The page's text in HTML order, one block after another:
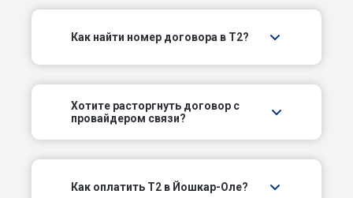
Как найти номер договора в T2?
Хотите расторгнуть договор с
провайдером связи?
Как оплатить T2 в Йошкар-Оле?